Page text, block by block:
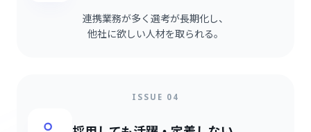
連携業務が多く選考が長期化し、
他社に欲しい人材を取られる。
ISSUE 04